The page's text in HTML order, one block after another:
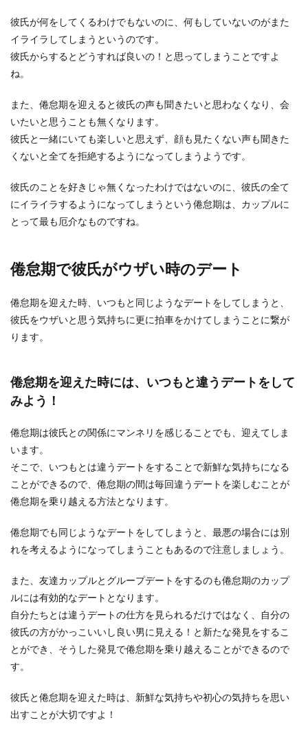
彼氏が自分の予定をいちいち聞いてきたり、ふと
した瞬間に機嫌が悪くなることに頭を抱えている
女性もいます...
彼氏が風邪の時の電話はOK？彼氏の心
を掴む風邪の時の対応
大好きな彼氏が風邪をひいて寝込んでしまった
ら、彼女として何かできることはないかと考えま
お付き合いしている彼氏に秘密が多いと、そのお
ね。自分は彼氏...
の付き合い方を紹介
倦怠期を迎え...
彼氏が冷たい態度を取る夢の意味！夢
ら、目が覚めたときにとても悲しい気分になって
彼氏の浮気が許せないけど別れたくな
い。決断できないあなたへ
思いますが、...
彼氏が何をしてくるわけでもないのに、何もしていないのがまた
イライラしてしまうというのです。
彼氏からするとどうすれば良いの！と思ってしまうことですよ
ね。
また、倦怠期を迎えると彼氏の声も聞きたいと思わなくなり、会
いたいと思うことも無くなります。
彼氏と一緒にいても楽しいと思えず、顔も見たくない声も聞きた
くないと全てを拒絶するようになってしまうようです。
彼氏のことを好きじゃ無くなったわけではないのに、彼氏の全て
にイライラするようになってしまうという倦怠期は、カップルに
とって最も厄介なものですね。
倦怠期で彼氏がウザい時のデート
倦怠期を迎えた時、いつもと同じようなデートをしてしまうと、
彼氏をウザいと思う気持ちに更に拍車をかけてしまうことに繋が
ります。
倦怠期を迎えた時には、いつもと違うデートをして
みよう！
倦怠期は彼氏との関係にマンネリを感じることでも、迎えてしま
います。
そこで、いつもとは違うデートをすることで新鮮な気持ちになる
ことができるので、倦怠期の間は毎回違うデートを楽しむことが
倦怠期を乗り越える方法となります。
倦怠期でも同じようなデートをしてしまうと、最悪の場合には別
れを考えるようになってしまうこともあるので注意しましょう。
また、友達カップルとグループデートをするのも倦怠期のカップ
ルには有効的なデートとなります。
自分たちとは違うデートの仕方を見られるだけではなく、自分の
彼氏の方がかっこいいし良い男に見える！と新たな発見をするこ
とができ、そうした発見で倦怠期を乗り越えることができるので
す。
彼氏と倦怠期を迎えた時は、新鮮な気持ちや初心の気持ちを思い
出すことが大切ですよ！